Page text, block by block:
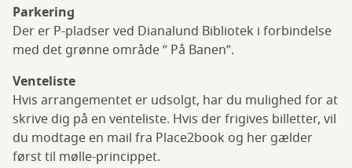
Parkering
Der er P-pladser ved Dianalund Bibliotek i forbindelse
med det grønne område ” På Banen”.
Venteliste
Hvis arrangementet er udsolgt, har du mulighed for at
skrive dig på en venteliste. Hvis der frigives billetter, vil
du modtage en mail fra Place2book og her gælder
først til mølle-princippet.